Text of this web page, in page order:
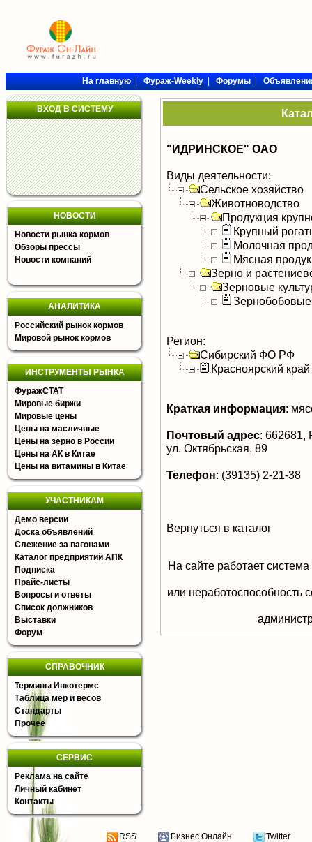
На главную|Фураж-Weekly|Форумы|
ВХОД В СИСТЕМУ
НОВОСТИ
Новости рынка кормов
Обзоры прессы
Новости компаний
АНАЛИТИКА
Российский рынок кормов
Мировой рынок кормов
ИНСТРУМЕНТЫ РЫНКА
ФуражСТАТ
Мировые биржи
Мировые цены
Цены на масличные
Цены на зерно в России
Цены на АК в Китае
Цены на витамины в Китае
УЧАСТНИКАМ
Демо версии
Доска объявлений
Слежение за вагонами
Каталог предприятий АПК
Подписка
Прайс-листы
Вопросы и ответы
Список должников
Выставки
Форум
СПРАВОЧНИК
Термины Инкотермс
Таблица мер и весов
Стандарты
Прочее
СЕРВИС
Реклама на сайте
Личный кабинет
Контакты
"ИДРИНСКОЕ" ОАО
Виды деятельности:
Сельское хозяйство
Животноводство
Продукция
Крупный
Молочная
Мясная
Зерно и
Зерновые
Зернобобовые
Регион:
Сибирский ФО РФ
Красноярский край
Краткая информация:
Почтовый адрес: 662681,
ул. Октябрьская, 89
Телефон: (39135) 2-21-38
Вернуться в каталог
На сайте работает
или неработоспособность
RSS Бизнес Онлайн Twitter